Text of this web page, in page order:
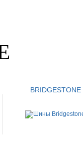
BRIDGESTONE